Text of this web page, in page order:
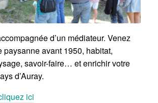
d’un médiateur. Venez
paysanne avant 1950, habitat,
savoir-faire… et enrichir votre
d’Auray.
ici